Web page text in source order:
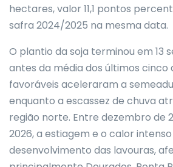
hectares, valor 11,1 pontos
safra 2024/2025 na mesma data.
O plantio da soja terminou em 13
antes da média dos últimos cinco
favoráveis aceleraram a
enquanto a escassez de chuva
região norte. Entre dezembro de
2026, a estiagem e o calor
desenvolvimento das lavouras,